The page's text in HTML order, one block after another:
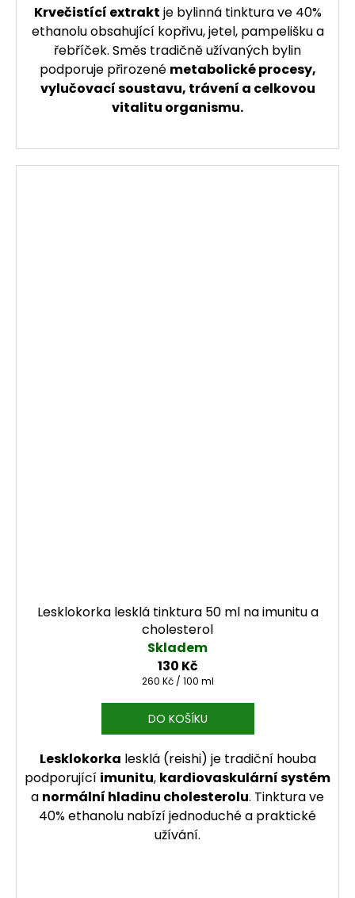
Krvečistící extrakt je bylinná tinktura ve 40%
ethanolu obsahující kopřivu, jetel, pampelišku a
řebříček. Směs tradičně užívaných bylin
podporuje přirozené metabolické procesy,
vylučovací soustavu, trávení a celkovou
vitalitu organismu.
Lesklokorka lesklá tinktura 50 ml na imunitu a
cholesterol
Skladem
130 Kč
Měrná cena:
260 Kč / 100 ml
DO KOŠÍKU
Lesklokorka lesklá (reishi) je tradiční houba
podporující imunitu, kardiovaskulární systém
a normální hladinu cholesterolu. Tinktura ve
40% ethanolu nabízí jednoduché a praktické
užívání.